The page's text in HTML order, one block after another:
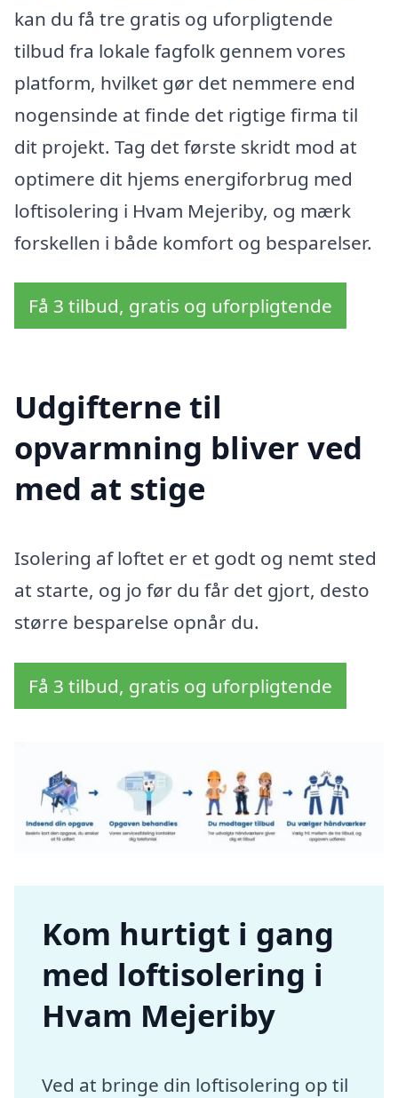
kan du få tre gratis og uforpligtende
tilbud fra lokale fagfolk gennem vores
platform, hvilket gør det nemmere end
nogensinde at finde det rigtige firma til
dit projekt. Tag det første skridt mod at
optimere dit hjems energiforbrug med
loftisolering i Hvam Mejeriby, og mærk
forskellen i både komfort og besparelser.
Få 3 tilbud, gratis og uforpligtende
Udgifterne til
opvarmning bliver ved
med at stige
Isolering af loftet er et godt og nemt sted
at starte, og jo før du får det gjort, desto
større besparelse opnår du.
Få 3 tilbud, gratis og uforpligtende
Kom hurtigt i gang
med loftisolering i
Hvam Mejeriby
Ved at bringe din loftisolering op til